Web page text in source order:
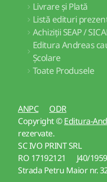
Livrare și Plată
Listă edituri
Achiziții SEAP /
Editura Andreas
Școlare
Toate Produsele
ANPC
ODR
Copyright ©Editura-
rezervate.
SC IVO PRINT SRL
RO 17192121 J40/
Strada Petru Maior nr.